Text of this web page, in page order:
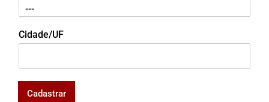
Cidade/UF
Cadastrar